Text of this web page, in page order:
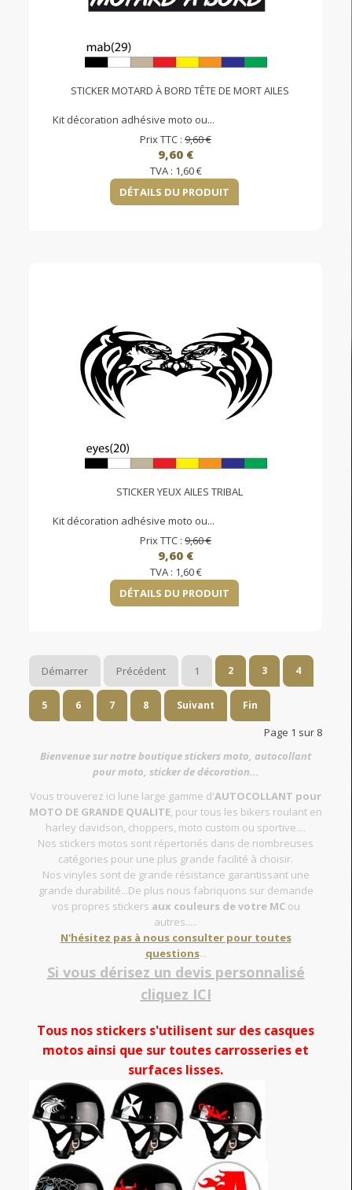
STICKER MOTARD À BORD TÊTE DE MORT AILES
Kit décoration adhésive moto ou...
Prix TTC : 9,60 €
9,60 €
TVA : 1,60 €
DÉTAILS DU PRODUIT
STICKER YEUX AILES TRIBAL
Kit décoration adhésive moto ou...
Prix TTC : 9,60 €
9,60 €
TVA : 1,60 €
DÉTAILS DU PRODUIT
Démarrer Précédent 1 2 3 4
5 6 7 8 Suivant Fin
Page 1 sur 8
Bienvenue sur notre boutique stickers moto, autocollant
pour moto, sticker de décoration...
Vous trouverez ici lune large gamme d'AUTOCOLLANT pour
MOTO DE GRANDE QUALITE, pour tous les bikers roulant en
harley davidson, choppers, moto custom ou sportive....
Nos stickers motos sont répertoriés dans de nombreuses
catégories pour une plus grande facilité à choisir.
Nos vinyles sont de grande résistance garantissant une
grande durabilité...De plus nous fabriquons sur demande
vos propres stickers aux couleurs de votre MCou
autres.....
N'hésitez pas à nous consulter pour toutes
questions...
Si vous dérisez un devis personnalisé
cliquez ICI
Tous nos stickers s'utilisent sur des casques
motos ainsi que sur toutes carrosseries et
surfaces lisses.